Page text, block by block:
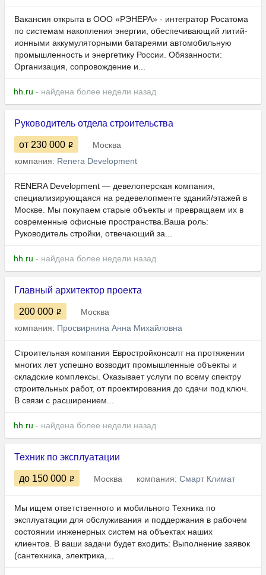
Вакансия открыта в ООО «РЭНЕРА» - интегратор Росатома
по системам накопления энергии, обеспечивающий литий-
ионными аккумуляторными батареями автомобильную
промышленность и энергетику России. Обязанности:
Организация, сопровождение и...
hh.ru - найдена более недели назад
Руководитель отдела строительства
от 230 000
Москва
компания: Renera Development
RENERA Development — девелоперская компания,
специализирующаяся на редевелопменте зданий/этажей в
Москве. Мы покупаем старые объекты и превращаем их в
современные офисные пространства.Ваша роль:
Руководитель стройки, отвечающий за...
hh.ru - найдена более недели назад
Главный архитектор проекта
200 000
Москва
компания: Просвирнина Анна Михайловна
Строительная компания Евростройконсалт на протяжении
многих лет успешно возводит промышленные объекты и
складские комплексы. Оказывает услуги по всему спектру
строительных работ, от проектирования до сдачи под ключ.
В связи с расширением...
hh.ru - найдена более недели назад
Техник по эксплуатации
до 150 000 Москва компания: Смарт Климат
Мы ищем ответственного и мобильного Техника по
эксплуатации для обслуживания и поддержания в рабочем
состоянии инженерных систем на объектах наших
клиентов. В ваши задачи будет входить: Выполнение заявок
(сантехника, электрика,...